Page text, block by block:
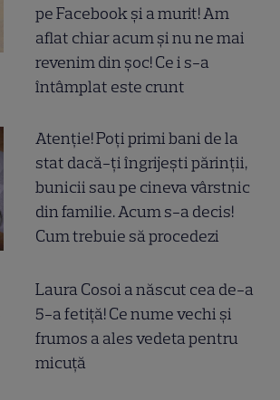
pe Facebook și a murit! Am
aflat chiar acum și nu ne mai
revenim din șoc! Ce i s-a
întâmplat este crunt
Atenție! Poți primi bani de la
stat dacă-ți îngrijești părinții,
bunicii sau pe cineva vârstnic
din familie. Acum s-a decis!
Cum trebuie să procedezi
Laura Cosoi a născut cea de-a
5-a fetiță! Ce nume vechi și
frumos a ales vedeta pentru
micuță